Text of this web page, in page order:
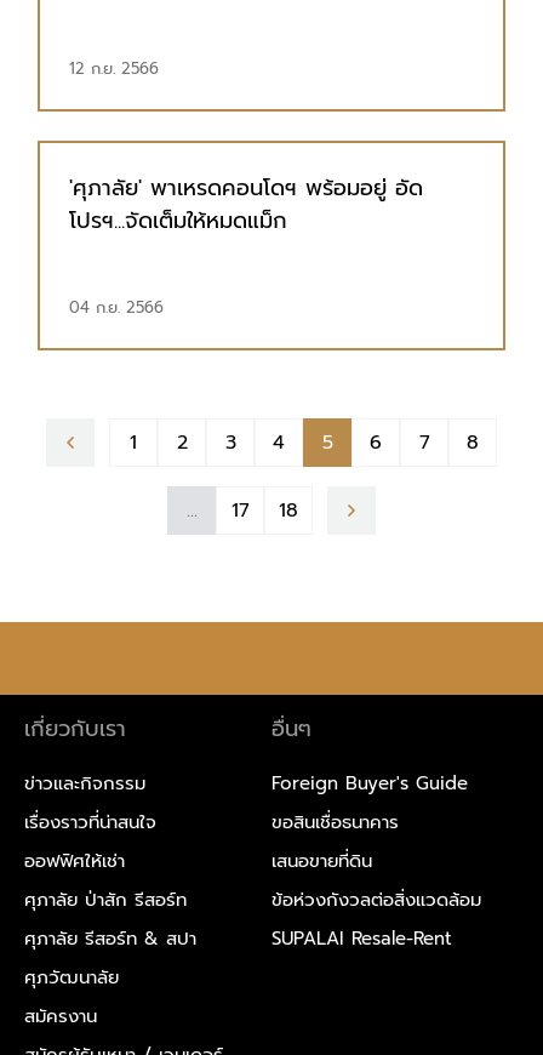
12 ก.ย. 2566
'ศุภาลัย' พาเหรดคอนโดฯ พร้อมอยู่ อัด
โปรฯ...จัดเต็มให้หมดแม็ก
04 ก.ย. 2566
1 2 3 4 5 6 7 8
... 17 18
เกี่ยวกับเรา
ข่าวและกิจกรรม
เรื่องราวที่น่าสนใจ
ออฟฟิศให้เช่า
ศุภาลัย ป่าสัก รีสอร์ท
ศุภาลัย รีสอร์ท & สปา
ศุภวัฒนาลัย
สมัครงาน
อื่นๆ
Foreign Buyer's Guide
ขอสินเชื่อธนาคาร
เสนอขายที่ดิน
ข้อห่วงกังวลต่อสิ่งแวดล้อม
SUPALAI Resale-Rent